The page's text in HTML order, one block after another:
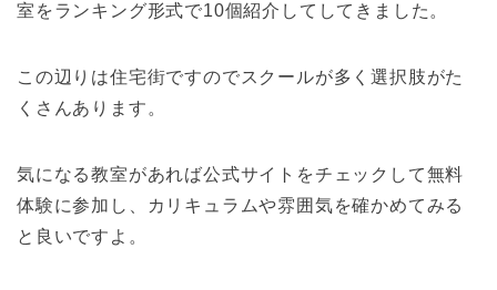
室をランキング形式で10個紹介してしてきました。
この辺りは住宅街ですのでスクールが多く選択肢がた
くさんあります。
気になる教室があれば公式サイトをチェックして無料
体験に参加し、カリキュラムや雰囲気を確かめてみる
と良いですよ。